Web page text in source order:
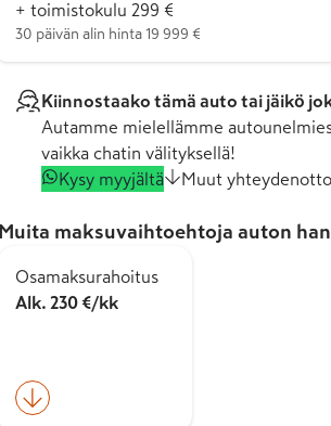
+ toimistokulu 299 €
30 päivän alin hinta 19 999 €
Kiinnostaako tämä auto tai jäikö
Autamme mielellämme
vaikka chatin välityksellä!
Kysy myyjältä
Muut
Muita maksuvaihtoehtoja auton
Osamaksurahoitus
Alk. 230 €/kk